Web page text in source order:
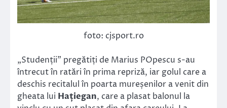
foto: cjsport.ro
„Studenții” pregătiți de Marius POpescu s-au
întrecut în ratări în prima repriză, iar golul care a
deschis recitalul în poarta mureșenilor a venit din
gheata lui Hațiegan, care a plasat balonul la